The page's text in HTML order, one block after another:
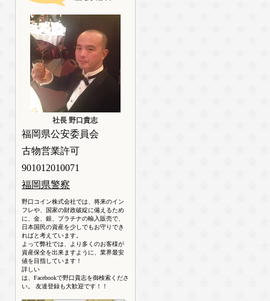
社長 野口貴志
福岡県公安委員会
古物営業許可
901012010071
福岡県警察
野口コイン株式会社では、将来のイン
フレや、国家の財政破綻に備えるため
に、金、銀、プラチナの輸入販売で、
日本国民の資産を少しでもお守りでき
ればと考えています。
よって弊社では、より多くのお客様が
資産保全を出来ますように、業界最安
値を目指しています！
詳しい
は、Facebookで野口貴志を御検索くださ
い。 友達登録も大歓迎です！！